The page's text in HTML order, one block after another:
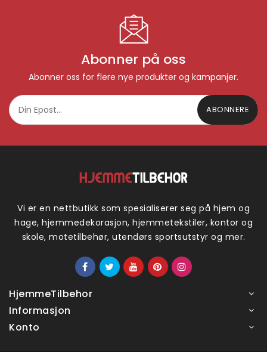
Abonner på oss
Abonner oss for flere nye produkter og kampanjer.
ABONNERE
Vi er en nettbutikk som spesialiserer seg på hjem og
hage, hjemmedekorasjon, hjemmetekstiler, kontor og
skole, motetilbehør, utendørs sportsutstyr og mer.
HjemmeTilbehor
Informasjon
Konto